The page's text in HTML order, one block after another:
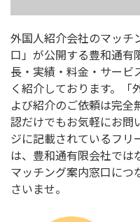
外国人紹介会社のマッチ
口」が公開する豊和通有
長・実績・料金・サービ
く紹介しております。「
よび紹介のご依頼は完全
認だけでもお気軽にお問
ジに記載されているフリ
は、豊和通有限会社では
マッチング案内窓口につ
さいませ。